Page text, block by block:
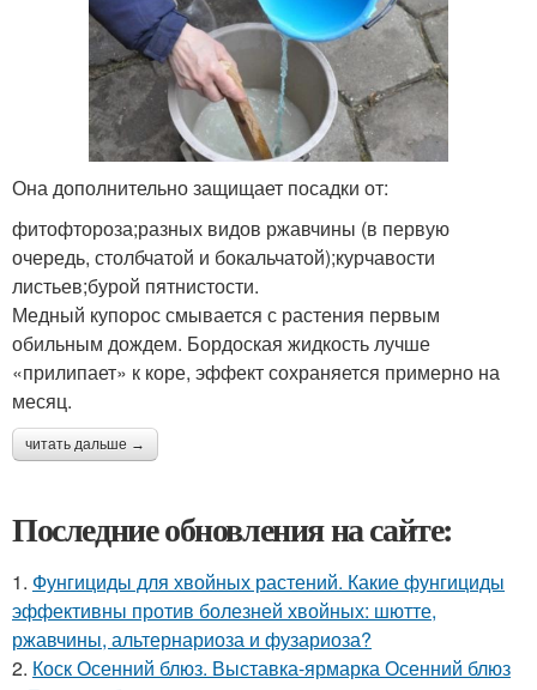
Она дополнительно защищает посадки от:
фитофтороза;разных видов ржавчины (в первую
очередь, столбчатой и бокальчатой);курчавости
листьев;бурой пятнистости.
Медный купорос смывается с растения первым
обильным дождем. Бордоская жидкость лучше
«прилипает» к коре, эффект сохраняется примерно на
месяц.
читать дальше →
Последние обновления на сайте:
1. Фунгициды для хвойных растений. Какие фунгициды
эффективны против болезней хвойных: шютте,
ржавчины, альтернариоза и фузариоза?
2. Коск Осенний блюз. Выставка-ярмарка Осенний блюз